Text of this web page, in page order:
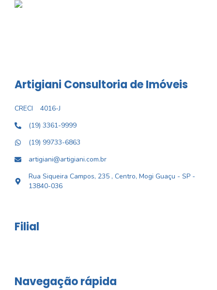
Artigiani Consultoria de Imóveis
CRECI
4016-J
(19) 3361-9999
(19) 99733-6863
artigiani@artigiani.com.br
Rua Siqueira Campos, 235 , Centro, Mogi Guaçu - SP -
13840-036
Filial
Navegação rápida